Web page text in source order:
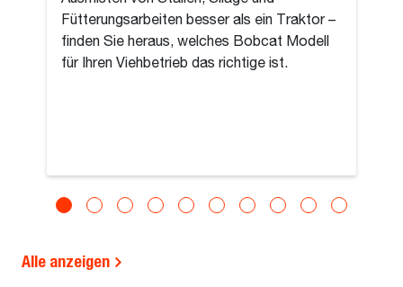
Fütterungsarbeiten besser als ein Traktor –
finden Sie heraus, welches Bobcat Modell
für Ihren Viehbetrieb das richtige ist.
Alle anzeigen